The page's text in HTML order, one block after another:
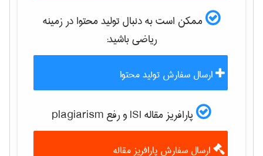
ممکن است به دنبال تولید محتوا در زمینه
رياضیباشید:
ارسال سفارش تولید محتوا
پارافریز مقاله ISI و رفع plagiarism
ارسال سفارش پارافریز مقاله